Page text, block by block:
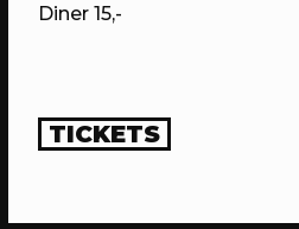
Diner 15,-
TICKETS